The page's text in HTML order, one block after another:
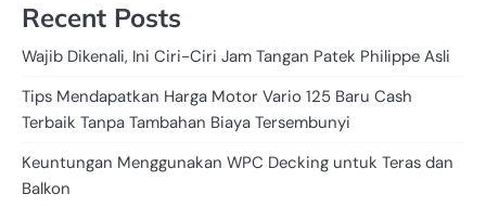
Recent Posts
Wajib Dikenali, Ini Ciri-Ciri Jam Tangan Patek Philippe Asli
Tips Mendapatkan Harga Motor Vario 125 Baru Cash
Terbaik Tanpa Tambahan Biaya Tersembunyi
Keuntungan Menggunakan WPC Decking untuk Teras dan
Balkon